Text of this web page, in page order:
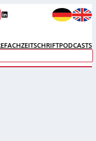
LinkedIn
FACHZEITSCHRIFTPODCASTS